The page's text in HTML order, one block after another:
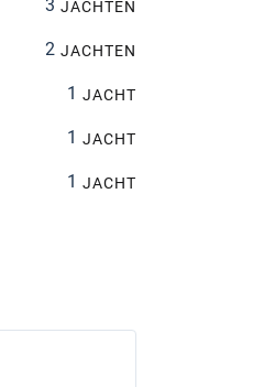
3 JACHTEN
2 JACHTEN
1 JACHT
1 JACHT
1 JACHT